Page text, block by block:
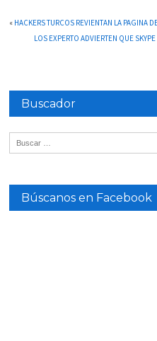
« HACKERS TURCOS REVIENTAN LA PAGINA
LOS EXPERTO ADVIERTEN QUE
Buscador
Búscanos en Facebook